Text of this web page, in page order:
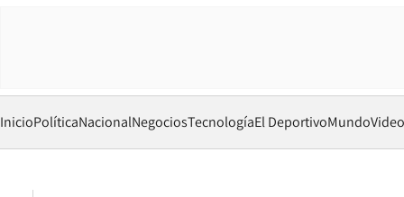
InicioPolíticaNacionalNegociosTecnologíaEl DeportivoMundo